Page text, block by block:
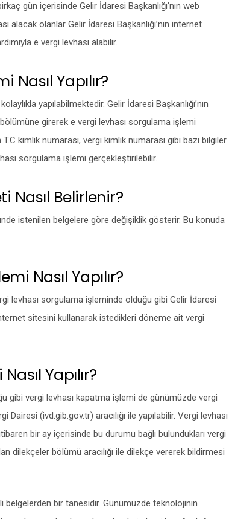
gün içerisinde Gelir İdaresi Başkanlığı’nın web
alacak olanlar Gelir İdaresi Başkanlığı’nın internet
e vergi levhası alabilir.
Yapılır?
yapılabilmektedir. Gelir İdaresi Başkanlığı’nın
girerek e vergi levhası sorgulama işlemi
kimlik numarası, vergi kimlik numarası gibi bazı bilgiler
sorgulama işlemi gerçekleştirilebilir.
Nasıl Belirlenir?
istenilen belgelere göre değişiklik gösterir. Bu konuda
Nasıl Yapılır?
levhası sorgulama işleminde olduğu gibi Gelir İdaresi
sitesini kullanarak istedikleri döneme ait vergi
Yapılır?
gibi vergi levhası kapatma işlemi de günümüzde vergi
(ivd.gib.gov.tr) aracılığı ile yapılabilir. Vergi levhası
bir ay içerisinde bu durumu bağlı bulundukları vergi
bölümü aracılığı ile dilekçe vererek bildirmesi
belgelerden bir tanesidir. Günümüzde teknolojinin